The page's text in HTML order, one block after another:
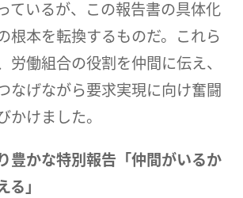
ているが、この報告書の具体化
根本を転換するものだ。これら
労働組合の役割を仲間に伝え、
なげながら要求実現に向け奮闘
かけました。
豊かな特別報告「仲間がいるか
」